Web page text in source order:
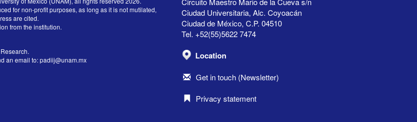
Ciudad Universitaria, Alc. Coyoacán
Ciudad de México, C.P. 04510
Tel. +52(55)5622 7474
Location
Get in touch (Newsletter)
Privacy statement
for non-profit purposes, as long as it is not mutilated,
are cited.
from the institution.
an email to:padiij@unam.mx